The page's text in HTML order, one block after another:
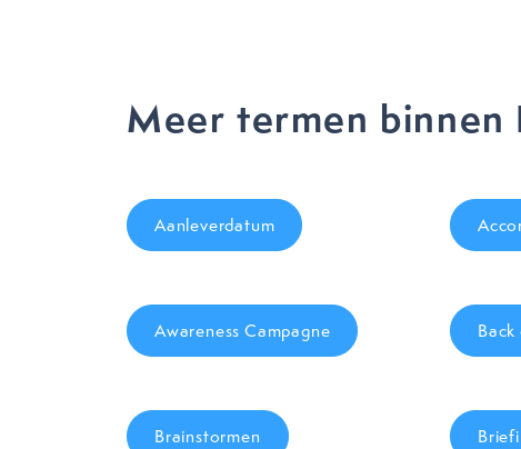
Meer termen binnen
Aanleverdatum
Awareness Campagne
Brainstormen